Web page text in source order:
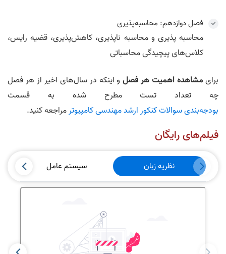
فصل دوازدهم: محاسبه‌پذیری
محاسبه پذیری و محاسبه ناپذیری، کاهش‌پذیری، قضیه رایس،
کلاس‌های پیچیدگی محاسباتی
برایمشاهده اهمیت هر فصلو اینکه در سال‌های اخیر از هر فصل
چه تعداد تست مطرح شده به قسمت
بودجه‌بندی سوالات کنکور ارشد مهندسی کامپیوترمراجعه کنید.
فیلم‌های رایگان
نظریه زبان سیستم عامل